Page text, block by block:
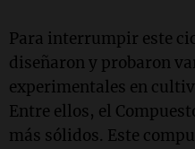
Para interrumpir este
diseñaron y probaron
experimentales en
Entre ellos, el
más sólidos. Este